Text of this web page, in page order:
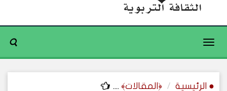
Toggle
● الرئيسية ﴿المقالات﴾ ....